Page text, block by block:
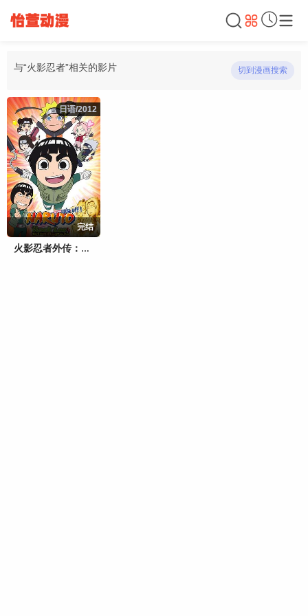
与“火影忍者”相关的影片 切到漫画搜索
日语/2012
日语/2012
完结
火影忍者外传：李洛克的青春FULLPOWER忍传